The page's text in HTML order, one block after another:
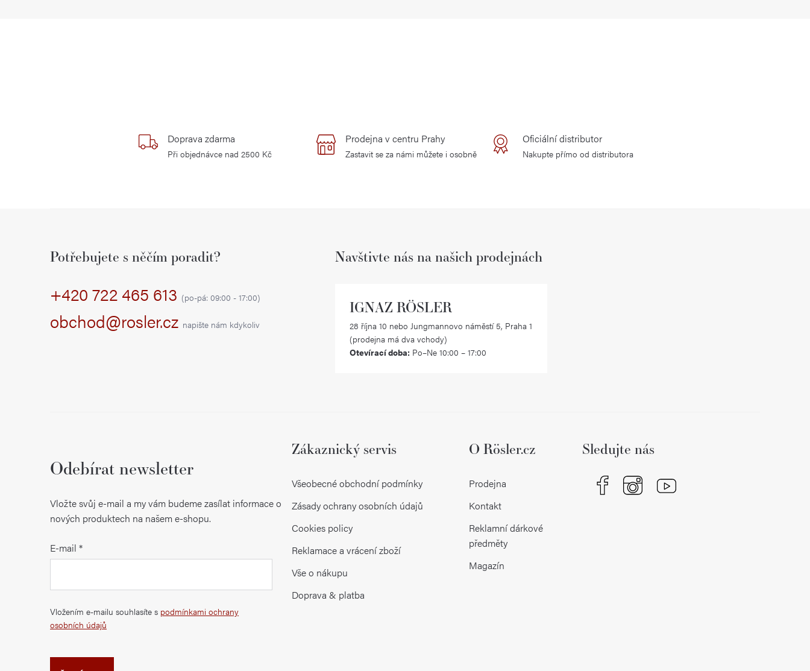
Doprava zdarma
Při objednávce nad 2500 Kč
Prodejna v centru Prahy
Zastavit se za námi můžete i osobně
Oficiální distributor
Nakupte přímo od distributora
Potřebujete s něčím poradit?
+420 722 465 613 (po-pá: 09:00 - 17:00)
obchod@rosler.cz napište nám kdykoliv
Navštivte nás na našich prodejnách
IGNAZ RÖSLER
28 října 10 nebo Jungmannovo náměstí 5, Praha 1
(prodejna má dva vchody)
Otevírací doba: Po–Ne 10:00 – 17:00
Odebírat newsletter
Vložte svůj e-mail a my vám budeme zasílat informace o
nových produktech na našem e-shopu.
E-mail
Vložením e-mailu souhlasíte s podmínkami ochrany
osobních údajů
Zákaznický servis
Všeobecné obchodní podmínky
Zásady ochrany osobních údajů
Cookies policy
Reklamace a vrácení zboží
Vše o nákupu
Doprava & platba
O Rösler.cz
Prodejna
Kontakt
Reklamní dárkové
předměty
Magazín
Sledujte nás